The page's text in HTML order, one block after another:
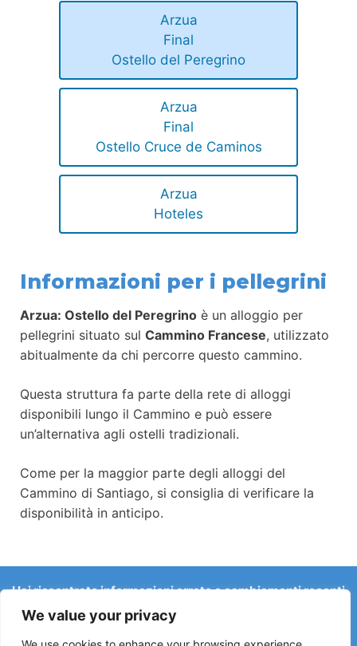
We value your privacy
Arzua
Final
Ostello del Peregrino
Arzua
Final
Ostello Cruce de Caminos
Arzua
Hoteles
Informazioni per i pellegrini
Arzua: Ostello del Peregrino è un alloggio per
pellegrini situato sul Cammino Francese, utilizzato
abitualmente da chi percorre questo cammino.
Questa struttura fa parte della rete di alloggi
disponibili lungo il Cammino e può essere
un’alternativa agli ostelli tradizionali.
Come per la maggior parte degli alloggi del
Cammino di Santiago, si consiglia di verificare la
disponibilità in anticipo.
Hai riscontrato informazioni errate o cambiamenti recenti
Le segnalazioni su ostelli chiusi, allagamenti, deviazioni,